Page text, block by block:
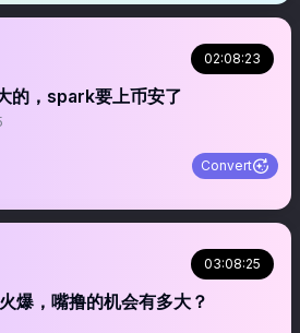
02:08:23
的，spark要上币安了
Convert
03:08:25
爆，嘴撸的机会有多大？